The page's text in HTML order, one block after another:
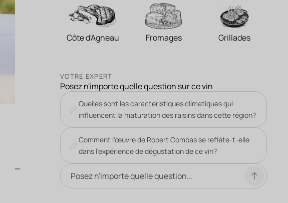
Côte d'Agneau Fromages Grillades
VOTRE EXPERT
Posez n'importe quelle question sur ce vin
Quelles sont les caractéristiques climatiques qui
influencent la maturation des raisins dans cette région?
Comment l'œuvre de Robert Combas se reflète-t-elle
dans l'expérience de dégustation de ce vin?